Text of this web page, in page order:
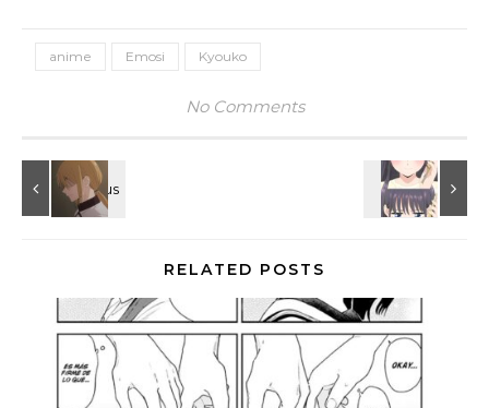
anime Emosi Kyouko
No Comments
RELATED POSTS